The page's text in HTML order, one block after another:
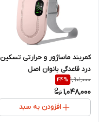
کمربند ماساژور و حرارتی تسکین
درد قاعدگی بانوان اصل
1,901,000
44%
1,048,000
افزودن به سبد